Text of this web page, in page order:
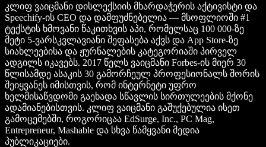
კლიფ ვაიცმანი დისლექსიის მხარდაჭერის აქტივისტი და
Speechify-ის CEO და დამფუძნებელია — მსოფლიოში #1
ტექსტის ხმოვანი წაკითხვის აპი, რომელსაც 100 000-ზე
მეტი 5-ვარსკვლავიანი შეფასება აქვს და App Store-ზე
სიახლეებისა და ჟურნალების კატეგორიაში პირველ
ადგილს იკავებს. 2017 წელს ვაიცმანი Forbes-ის მიერ 30
წლისამდე ასაკის 30 გამორჩეულ პროფესიონალს შორის
შეიყვანეს იმისთვის, რომ ინტერნეტი უფრო
ხელმისაწვდომი გაეხადა სწავლის სირთულეების მქონე
ადამიანებისთვის. კლიფ ვაიცმანი გაშუქებულია ისეთ
გამოცემებში, როგორიცაა EdSurge, Inc., PC Mag,
Entrepreneur, Mashable და სხვა წამყვანი მედია
პუბლიკაციები.